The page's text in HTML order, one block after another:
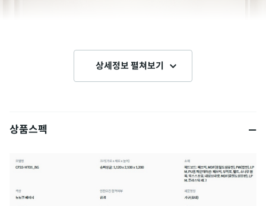
상세정보 펼쳐보기
상품스펙